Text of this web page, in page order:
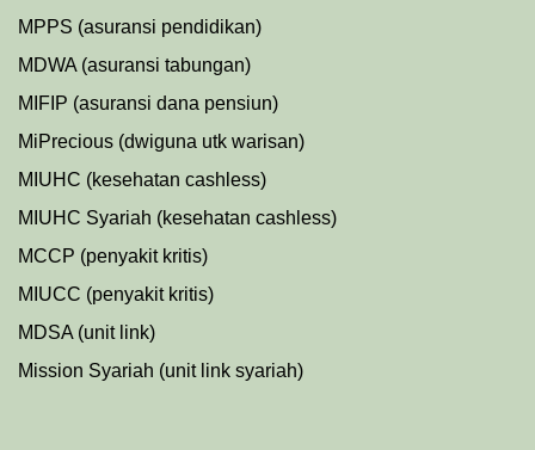
MPPS (asuransi pendidikan)
MDWA (asuransi tabungan)
MIFIP (asuransi dana pensiun)
MiPrecious (dwiguna utk warisan)
MIUHC (kesehatan cashless)
MIUHC Syariah (kesehatan cashless)
MCCP (penyakit kritis)
MIUCC (penyakit kritis)
MDSA (unit link)
Mission Syariah (unit link syariah)